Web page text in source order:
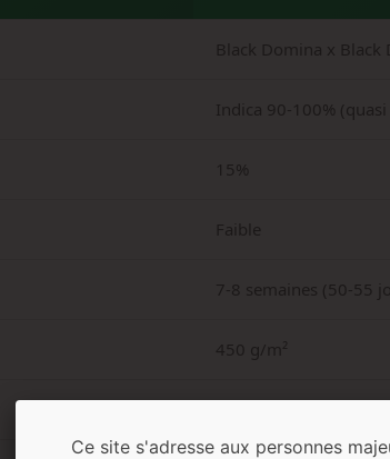
Black Domina x
Indica 90-100%
15%
Faible
7-8 semaines (50-55
450 g/m²
Ce site s'adresse aux personnes